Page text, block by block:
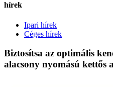
hírek
Ipari hírek
Céges hírek
Biztosítsa az optimális
alacsony nyomású kettős